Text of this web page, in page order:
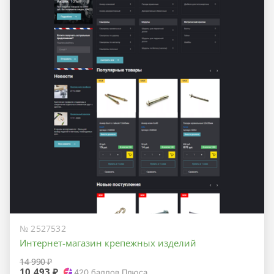
№ 2527532
Интернет-магазин крепежных изделий
14 990 ₽